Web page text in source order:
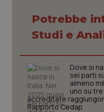
Provincia
Puglia
Sardegna
Infezioni & Febbre
Malattie rare
Malattia di Crohn
Potrebbe
Studi e
Dove si
sei parti
almeno
uno su
accreditate
Rapporto Cedap